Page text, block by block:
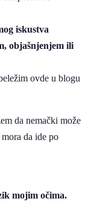
iskustva
objašnjenjem ili
ovde u blogu
da nemački može
da ide po
mojim očima.